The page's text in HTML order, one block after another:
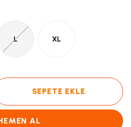
L XL
SEPETE EKLE
AL